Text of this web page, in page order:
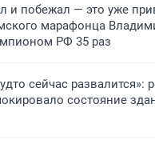
и побежал — это уже
марафонца
РФ 35 раз
сейчас развалится»:
состояние